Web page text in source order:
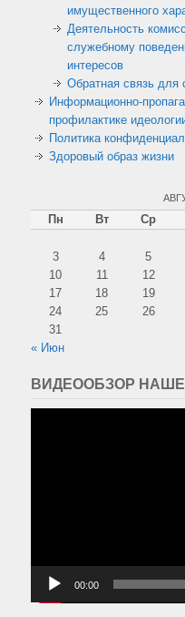
имущественного
Деятельность
служебному
интересов
Обратная связь для
Информационно-
профилактике
Политика
Здоровый образ жизни
Пн Вт Ср
3
4 5
10
11 12
17
18 19
24
25 26
31
« Июн
ВИДЕООБЗОР
00:00